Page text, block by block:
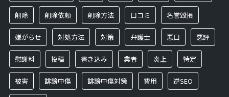
削除 削除依頼 削除方法 口コミ 名誉毀損
嫌がらせ 対処方法 対策 弁護士 悪口 悪評
慰謝料 投稿 書き込み 業者 炎上 特定
被害 誹謗中傷 誹謗中傷対策 費用 逆SEO